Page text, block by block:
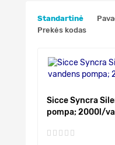
Standartinė
Prekės kodas
Sicce Syncra
pompa; 2000l/val